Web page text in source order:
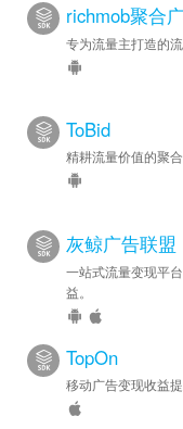
richmob聚合
专为流量主打造的
ToBid
精耕流量价值的聚
灰鲸广告联盟
一站式流量变现平
益。
TopOn
移动广告变现收益